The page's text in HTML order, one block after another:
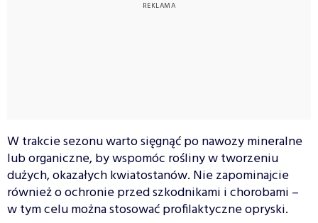
W trakcie sezonu warto sięgnąć po nawozy mineralne
lub organiczne, by wspomóc rośliny w tworzeniu
dużych, okazałych kwiatostanów. Nie zapominajcie
również o ochronie przed szkodnikami i chorobami –
w tym celu można stosować profilaktyczne opryski.